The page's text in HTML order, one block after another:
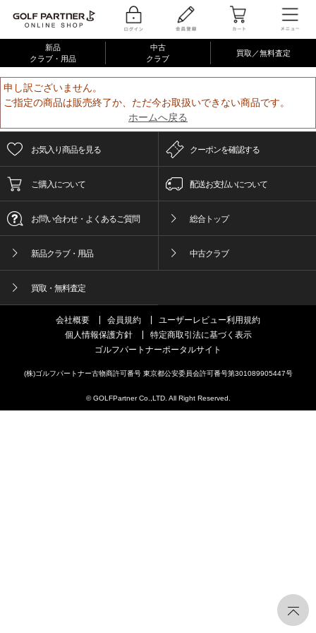
新品
クラブ・用品
中古
クラブ
買取／無料査定
申し訳ございません。
ご指定の商品は販売終了か、ただ今お取扱いできない商品です。
ホームへ戻る
お気入り商品を見る クーポンを確認する
ご購入について 配送お支払いについて
お問い合わせ・よくあるご質問 総合トップ
新品クラブ・用品 中古クラブ
買取・無料査定
会社概要 会員規約
ユーザーレビュー利用規約
個人情報保護方針
特定商取引法に基づく表示
ゴルフパートナーポータルサイト
(株)ゴルフパートナー古物商許可番号 東京都公安委員会許可番号第301089905447号
© GOLFPartner Co.,LTD. All Right Reserved.